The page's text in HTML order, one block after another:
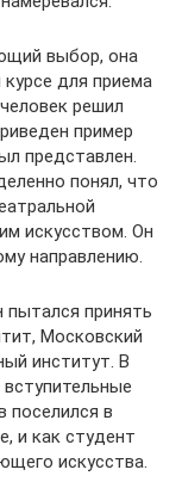
выбор, она
для приема
решил
пример
представлен.
понял, что
искусством. Он
направлению.
пытался принять
Московский
институт. В
поселился в
и как студент
искусства.